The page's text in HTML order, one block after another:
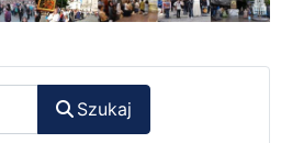
Szukaj